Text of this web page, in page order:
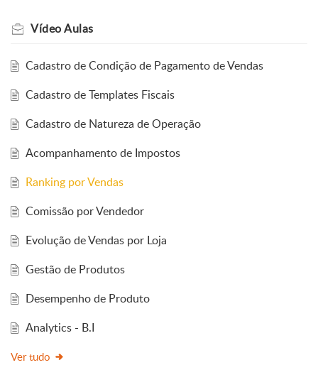
Vídeo Aulas
Cadastro de Condição de Pagamento de Vendas
Cadastro de Templates Fiscais
Cadastro de Natureza de Operação
Acompanhamento de Impostos
Ranking por Vendas
Comissão por Vendedor
Evolução de Vendas por Loja
Gestão de Produtos
Desempenho de Produto
Analytics - B.I
Ver tudo